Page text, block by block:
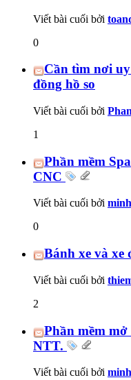
Viết bài cuối bởi
0
Cần tìm nơi
đồng hồ so
Viết bài cuối bởi
1
Phần mềm
CNC
Viết bài cuối bởi
0
Bánh xe và xe
Viết bài cuối bởi
2
Phần mềm
NTT.
Viết bài cuối bởi